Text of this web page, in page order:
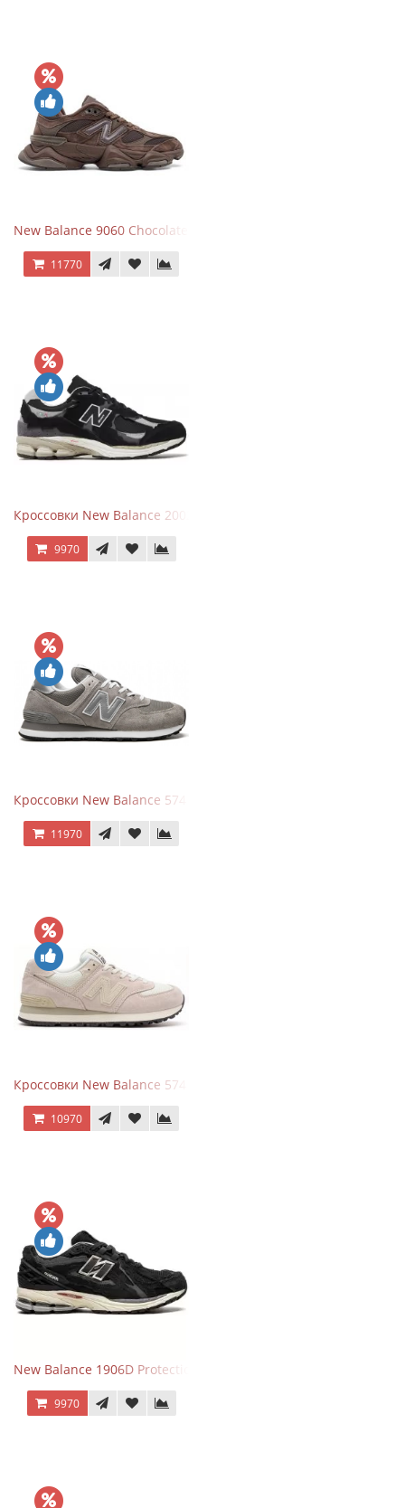
New Balance 9060 Chocolate Brown
11770
Кроссовки New Balance 2002R Protection Pack Black Grey
9970
Кроссовки New Balance 574 Grey White Silver
11970
Кроссовки New Balance 574 Light Grey Pink
10970
New Balance 1906D Protection Pack Black черные
9970